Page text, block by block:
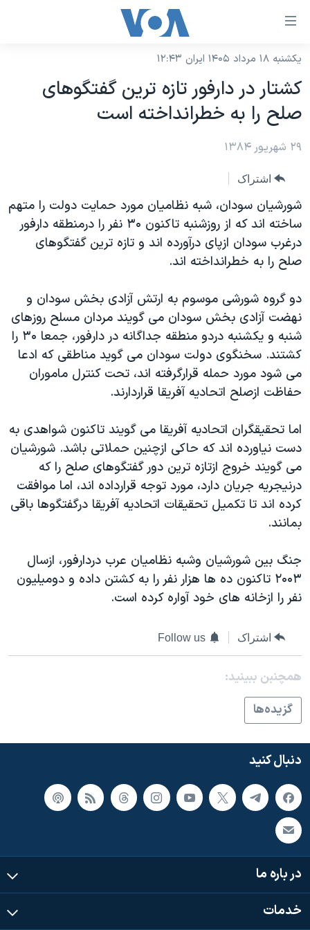
لینکهای
دسترسی
جهش
محتوای
اصلی
صفحه
اصلی
جهش
به
جستجو
نسخه سبک وب‌سایت
موضوع ها
ایران
آمریکا
جهان
ورزشی
گزیده‌ها
ویژه برنامه‌ها
ویدیوها
فرهنگ و زندگی
حقوق شهروندی
اقتصادی
علم و فناوری
اسرائیل در جنگ
گالری عکس
آرشیو پخش زنده
برنامه های تلویزیونی
جدول برنامه ها
صفحه‌های ویژه
جام جهانی ۲۰۲۶
عملیات خشم حماسی
۲۵۰سالگی آمریکا
بایگانی برنامه‌های تلویزیونی
مستندها
انتخابات ریاست جمهوری آمریکا ۲۰۲۴
حمله جمهوری اسلامی به اسرائیل
رمز مهسا
ورزش زنان در ایران
اعتراضات زن، زندگی، آزادی
مجموعه مستندهای دادخواهی
تریبونال مردمی آبان ۹۸
دادگاه حمید نوری
قانون شفافیت دارائی کادر رهبری ایران
اعتراضات مردمی آبان ۹۸
نرگس محمدی برنده جایزه نوبل صلح
همایش محافظه‌کاران آمریکا «سی‌پک»
صفحه‌های ویژه
سفر پرزیدنت ترامپ به چین
فرکانس‌های صدای آمریکا
پخش رادیویی
دنبال کنید
یکشنبه ۱۸ مرداد ۱۴۰۵ ایران ۱۲:۴۳
کشتار در دارفور تازه ترين گفتگوهای
صلح را به خطرانداخته است
۲۹ شهریور ۱۳۸۴
اشتراک
شورشيان سودان، شبه نظاميان مورد حمايت دولت را متهم
ساخته اند که از روزشنبه تاکنون ۳۰ نفر را درمنطقه دارفور
درغرب سودان ازپای درآورده اند و تازه ترين گفتگوهای
صلح را به خطرانداخته اند.
دو گروه شورشی موسوم به ارتش آزادی بخش سودان و
نهضت آزادی بخش سودان می گويند مردان مسلح روزهای
شنبه و يکشنبه دردو منطقه جداگانه در دارفور، جمعا ۳۰ را
کشتند. سخنگوی دولت سودان می گويد مناطقی که ادعا
می شود مورد حمله قرارگرفته اند، تحت کنترل ماموران
حفاظت ازصلح اتحاديه آفريقا قراردارند.
اما تحقيقگران اتحاديه آفريقا می گويند تاکنون شواهدی به
دست نياورده اند که حاکی ازچنين حملاتی باشد. شورشيان
می گويند خروج ازتازه ترين دور گفتگوهای صلح را که
درنيجريه جريان دارد، مورد توجه قرارداده اند، اما موافقت
کرده اند تا تکميل تحقيقات اتحاديه آفريقا درگفتگوها باقی
بمانند.
جنگ بين شورشيان وشبه نظاميان عرب دردارفور، ازسال
۲۰۰۳ تاکنون ده ها هزار نفر را به کشتن داده و دوميليون
نفر را ازخانه های خود آواره کرده است.
اشتراک Follow us
همچنبن ببینید:
گزيده‌ها
دنبال کنید
در باره ما
خدمات